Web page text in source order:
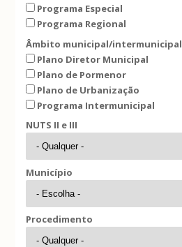
Programa Especial
Programa Regional
Âmbito municipal/intermunicipal
Plano Diretor Municipal
Plano de Pormenor
Plano de Urbanização
Programa Intermunicipal
NUTS II e III
Município
Procedimento